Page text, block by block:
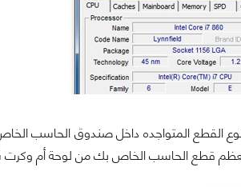
القطع المتواجده داخل صندوق الحاسب
قطع الحاسب الخاص بك من لوحة أم وكرت